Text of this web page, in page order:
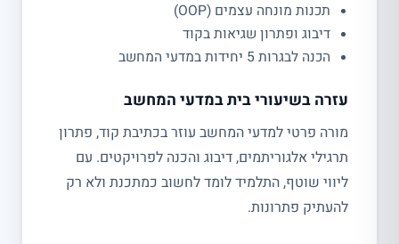
תכנות מונחה עצמים (OOP)
דיבוג ופתרון שגיאות בקוד
הכנה לבגרות 5 יחידות במדעי המחשב
עזרה בשיעורי בית במדעי המחשב
מורה פרטי למדעי המחשב עוזר בכתיבת קוד, פתרון
תרגילי אלגוריתמים, דיבוג והכנה לפרויקטים. עם
ליווי שוטף, התלמיד לומד לחשוב כמתכנת ולא רק
להעתיק פתרונות.